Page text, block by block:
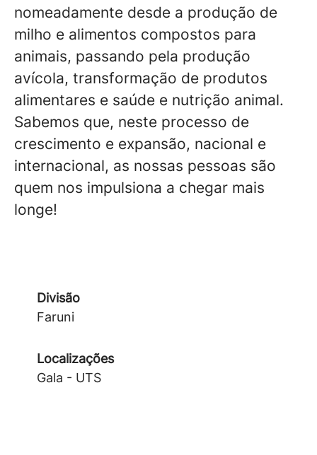
nomeadamente desde a produção de
milho e alimentos compostos para
animais, passando pela produção
avícola, transformação de produtos
alimentares e saúde e nutrição animal.
Sabemos que, neste processo de
crescimento e expansão, nacional e
internacional, as nossas pessoas são
quem nos impulsiona a chegar mais
longe!
Divisão
Faruni
Localizações
Gala - UTS